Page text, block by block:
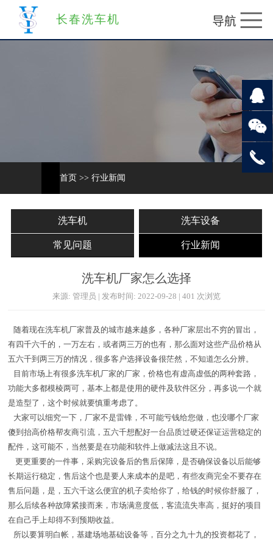
长春洗车机
首页 >> 行业新闻
洗车机 洗车设备
常见问题 行业新闻
洗车机厂家怎么选择
来源: 管理员 | 发布时间: 2022-09-28 | 401 次浏览
随着现在洗车机厂家普及的城市越来越多，各种厂家层出不穷的冒出，
有四千六千的，一万左右，或者两三万的也有，那么面对这些产品价格从
五六千到两三万的情况，很多客户选择设备很茫然，不知道怎么分辨。
目前市场上有很多洗车机厂家的厂家，价格也有虚高虚低的两种套路，
功能大多都模棱两可，基本上都是使用的硬件及软件区分，再多说一个就
是造型了，这个时候就要慎重考虑了。
大家可以细究一下，厂家不是雷锋，不可能亏钱给您做，也没哪个厂家
傻到抬高价格帮友商引流，五六千想配好一台品质过硬还保证运营稳定的
配件，这可能不，当然要是在功能和软件上做减法这且不说。
更更重要的一件事，采购完设备后的售后保障，是否确保设备以后能够
长期运行稳定，售后这个也是要人来成本的是吧，有些友商完全不要存在
售后问题，是，五六千这么便宜的机子卖给你了，给钱的时候你舒服了，
那么后续各种故障紧接而来，市场满意度低，客流流失率高，挺好的项目
在自己手上却得不到预期收益。
所以要算明白帐，基建场地基础设备等，百分之九十九的投资都花了，